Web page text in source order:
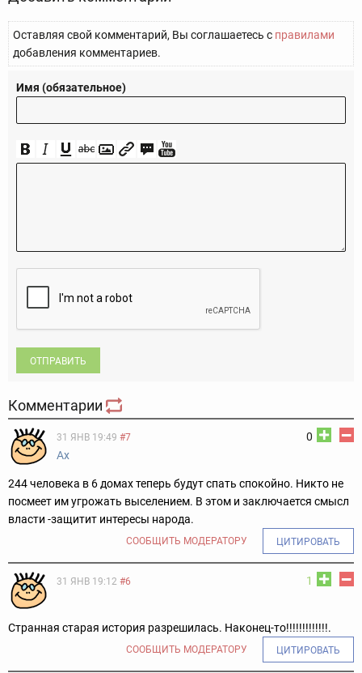
Оставляя свой комментарий, Вы соглашаетесь с правилами
добавления комментариев.
Имя (обязательное)
ОТПРАВИТЬ
Комментарии
0
31 ЯНВ 19:49 #7
Ах
244 человека в 6 домах теперь будут спать спокойно. Никто не
посмеет им угрожать выселением. В этом и заключается смысл
власти -защитит интересы народа.
СООБЩИТЬ МОДЕРАТОРУ ЦИТИРОВАТЬ
1
31 ЯНВ 19:12 #6
Странная старая история разрешилась. Наконец-то!!!!!!!!!!!!!.
СООБЩИТЬ МОДЕРАТОРУ ЦИТИРОВАТЬ